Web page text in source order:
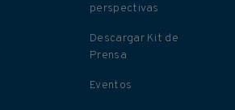
perspectivas
Descargar Kit de
Prensa
Eventos